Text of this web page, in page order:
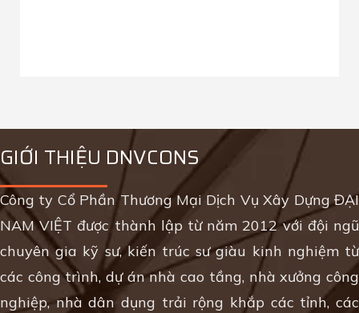
GIỚI THIỆU DNVCONS
Công ty Cổ Phần Thương Mại Dịch Vụ Xây Dựng ĐẠI
NAM VIỆT được thành lập từ năm 2012 với đội ngũ
chuyên gia kỹ sư, kiến trúc sư giàu kinh nghiệm từ
các công trình, dự án nhà cao tầng, nhà xưởng công
nghiệp, nhà dân dụng trải rộng khắp các tỉnh, các